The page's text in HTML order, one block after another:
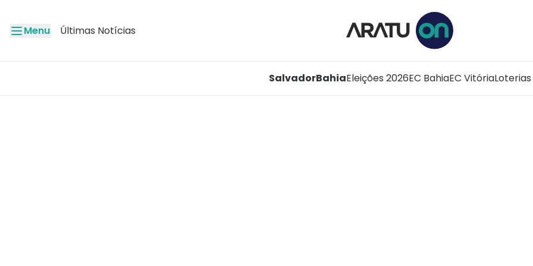
Menu Últimas Notícias
SalvadorBahiaEleições 2026EC BahiaEC VitóriaLoterias